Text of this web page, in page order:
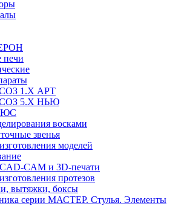
печи
1.Х АРТ
5.Х НЬЮ
восками
звенья
моделей
CAM и 3D-печати
протезов
вытяжки, боксы
серии МАСТЕР. Стулья. Элементы